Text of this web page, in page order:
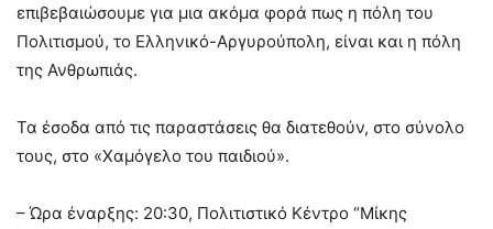
επιβεβαιώσουμε για μια ακόμα φορά πως η πόλη του
Πολιτισμού, το Ελληνικό-Αργυρούπολη, είναι και η πόλη
της Ανθρωπιάς.
Τα έσοδα από τις παραστάσεις θα διατεθούν, στο σύνολο
τους, στο «Χαμόγελο του παιδιού».
– Ώρα έναρξης: 20:30, Πολιτιστικό Κέντρο “Μίκης